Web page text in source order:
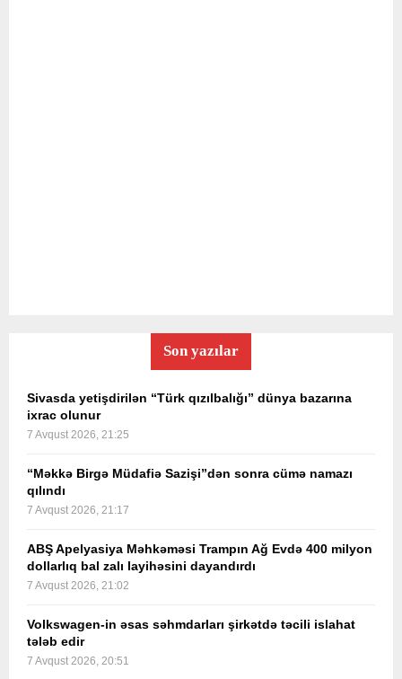
Son yazılar
Sivasda yetişdirilən “Türk qızılbalığı” dünya bazarına
ixrac olunur
7 Avqust 2026, 21:25
“Məkkə Birgə Müdafiə Sazişi”dən sonra cümə namazı
qılındı
7 Avqust 2026, 21:17
ABŞ Apelyasiya Məhkəməsi Trampın Ağ Evdə 400 milyon
dollarlıq bal zalı layihəsini dayandırdı
7 Avqust 2026, 21:02
Volkswagen-in əsas səhmdarları şirkətdə təcili islahat
tələb edir
7 Avqust 2026, 20:51